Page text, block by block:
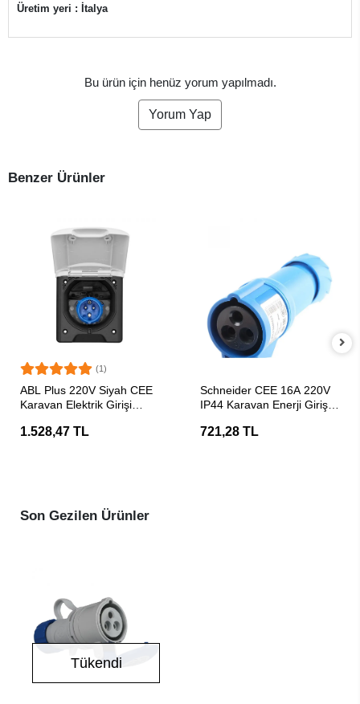
Üretim yeri : İtalya
Bu ürün için henüz yorum yapılmadı.
Yorum Yap
Benzer Ürünler
(1)
ABL Plus 220V Siyah CEE
Karavan Elektrik Girişi
1.528,47 TL
Schneider CEE 16A 220V
IP44 Karavan Enerji Girişi
721,28 TL
Son Gezilen Ürünler
Tükendi